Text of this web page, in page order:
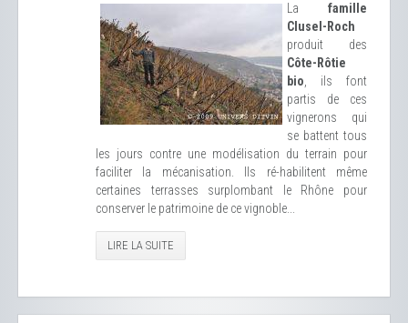
La famille
Clusel-Roch
produit des
Côte-Rôtie
bio , ils font
partis de ces
vignerons qui
se battent tous
les jours contre une modélisation du terrain pour
faciliter la mécanisation. Ils ré-habilitent même
certaines terrasses surplombant le Rhône pour
conserver le patrimoine de ce vignoble...
LIRE LA SUITE